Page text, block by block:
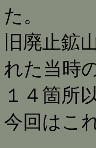
た。
旧廃止鉱
れた当時
１４箇所
今回はこ